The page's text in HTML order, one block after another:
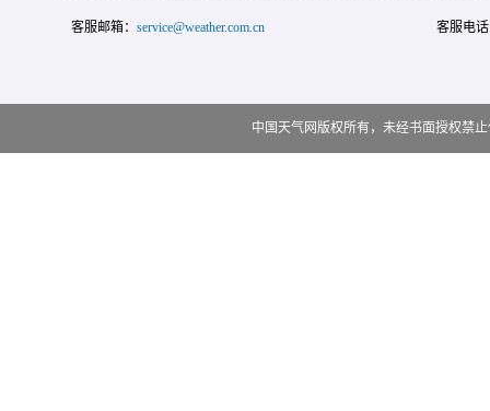
客服邮箱： service@weather.com.cn 客服电
中国天气网版权所有，未经书面授权